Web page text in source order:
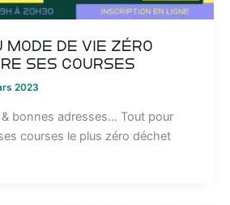
mode de vie zéro
ses courses
2023
bonnes adresses… Tout pour
courses le plus zéro déchet